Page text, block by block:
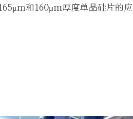
和160μm厚度单晶硅片的